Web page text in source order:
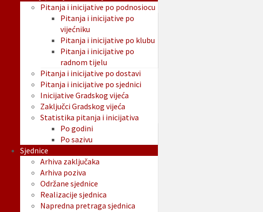
Pitanja i inicijative po podnosiocu
Pitanja i inicijative po
vijećniku
Pitanja i inicijative po klubu
Pitanja i inicijative po
radnom tijelu
Pitanja i inicijative po dostavi
Pitanja i inicijative po sjednici
Inicijative Gradskog vijeća
Zaključci Gradskog vijeća
Statistika pitanja i inicijativa
Po godini
Po sazivu
Sjednice
Arhiva zaključaka
Arhiva poziva
Održane sjednice
Realizacije sjednica
Napredna pretraga sjednica